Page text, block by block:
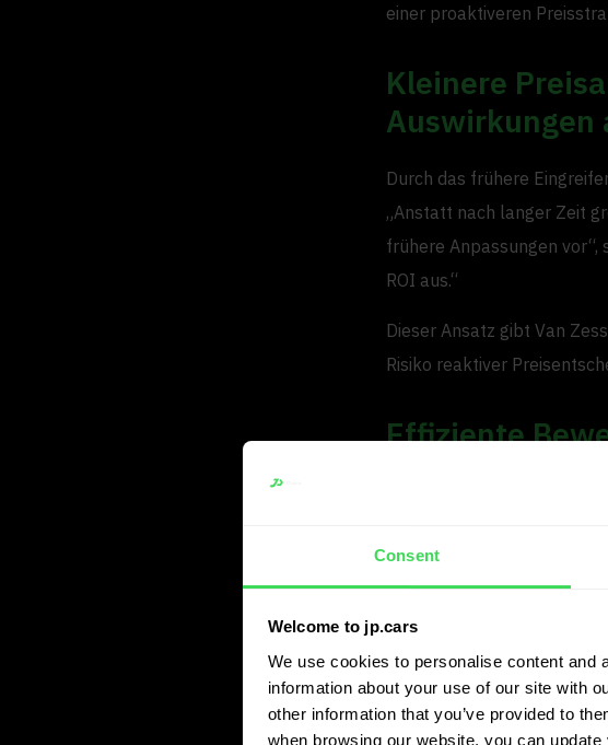
Consent
Welcome to jp.cars
We use cookies to personalise content and
information about your use of our site with
other information that you’ve provided to
when browsing our website, you can
einer proaktiveren
Kleinere
Auswirkungen
Durch das frühere
„Anstatt nach langer Zeit
frühere Anpassungen
ROI aus.“
Dieser Ansatz gibt Van
Risiko reaktiver
Effiziente
bis auf einen Unterschied
zeigt JP.cars wirklich seine
Marktgängigkeitswert.
voraussichtlich verkaufen